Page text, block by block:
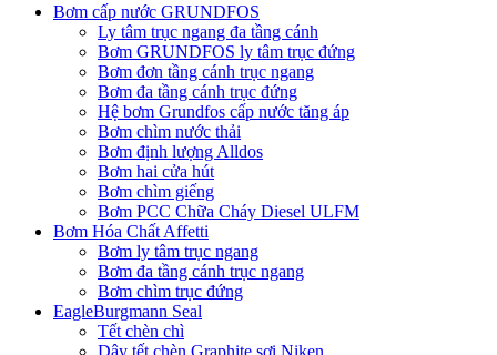
Bơm cấp nước GRUNDFOS
Ly tâm trục ngang đa tầng cánh
Bơm GRUNDFOS ly tâm trục đứng
Bơm đơn tầng cánh trục ngang
Bơm đa tầng cánh trục đứng
Hệ bơm Grundfos cấp nước tăng áp
Bơm chìm nước thải
Bơm định lượng Alldos
Bơm hai cửa hút
Bơm chìm giếng
Bơm PCC Chữa Cháy Diesel ULFM
Bơm Hóa Chất Affetti
Bơm ly tâm trục ngang
Bơm đa tầng cánh trục ngang
Bơm chìm trục đứng
EagleBurgmann Seal
Tết chèn chì
Dây tết chèn Graphite sợi Niken